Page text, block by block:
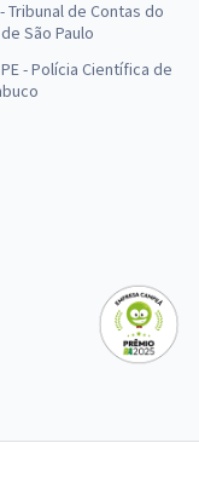
- Tribunal de Contas do
São Paulo
- Polícia Científica de